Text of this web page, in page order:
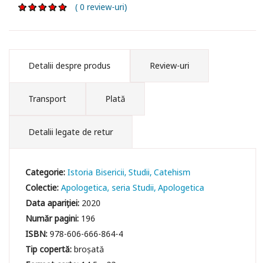
( 0 review-uri)
Detalii despre produs Review-uri
Transport Plată
Detalii legate de retur
Categorie:Istoria Bisericii Studii Catehism
Colectie:Apologetica, seria Studii Apologetica
Data apariției: 2020
Număr pagini: 196
ISBN:978-606-666-864-4
Tip copertă:broșată